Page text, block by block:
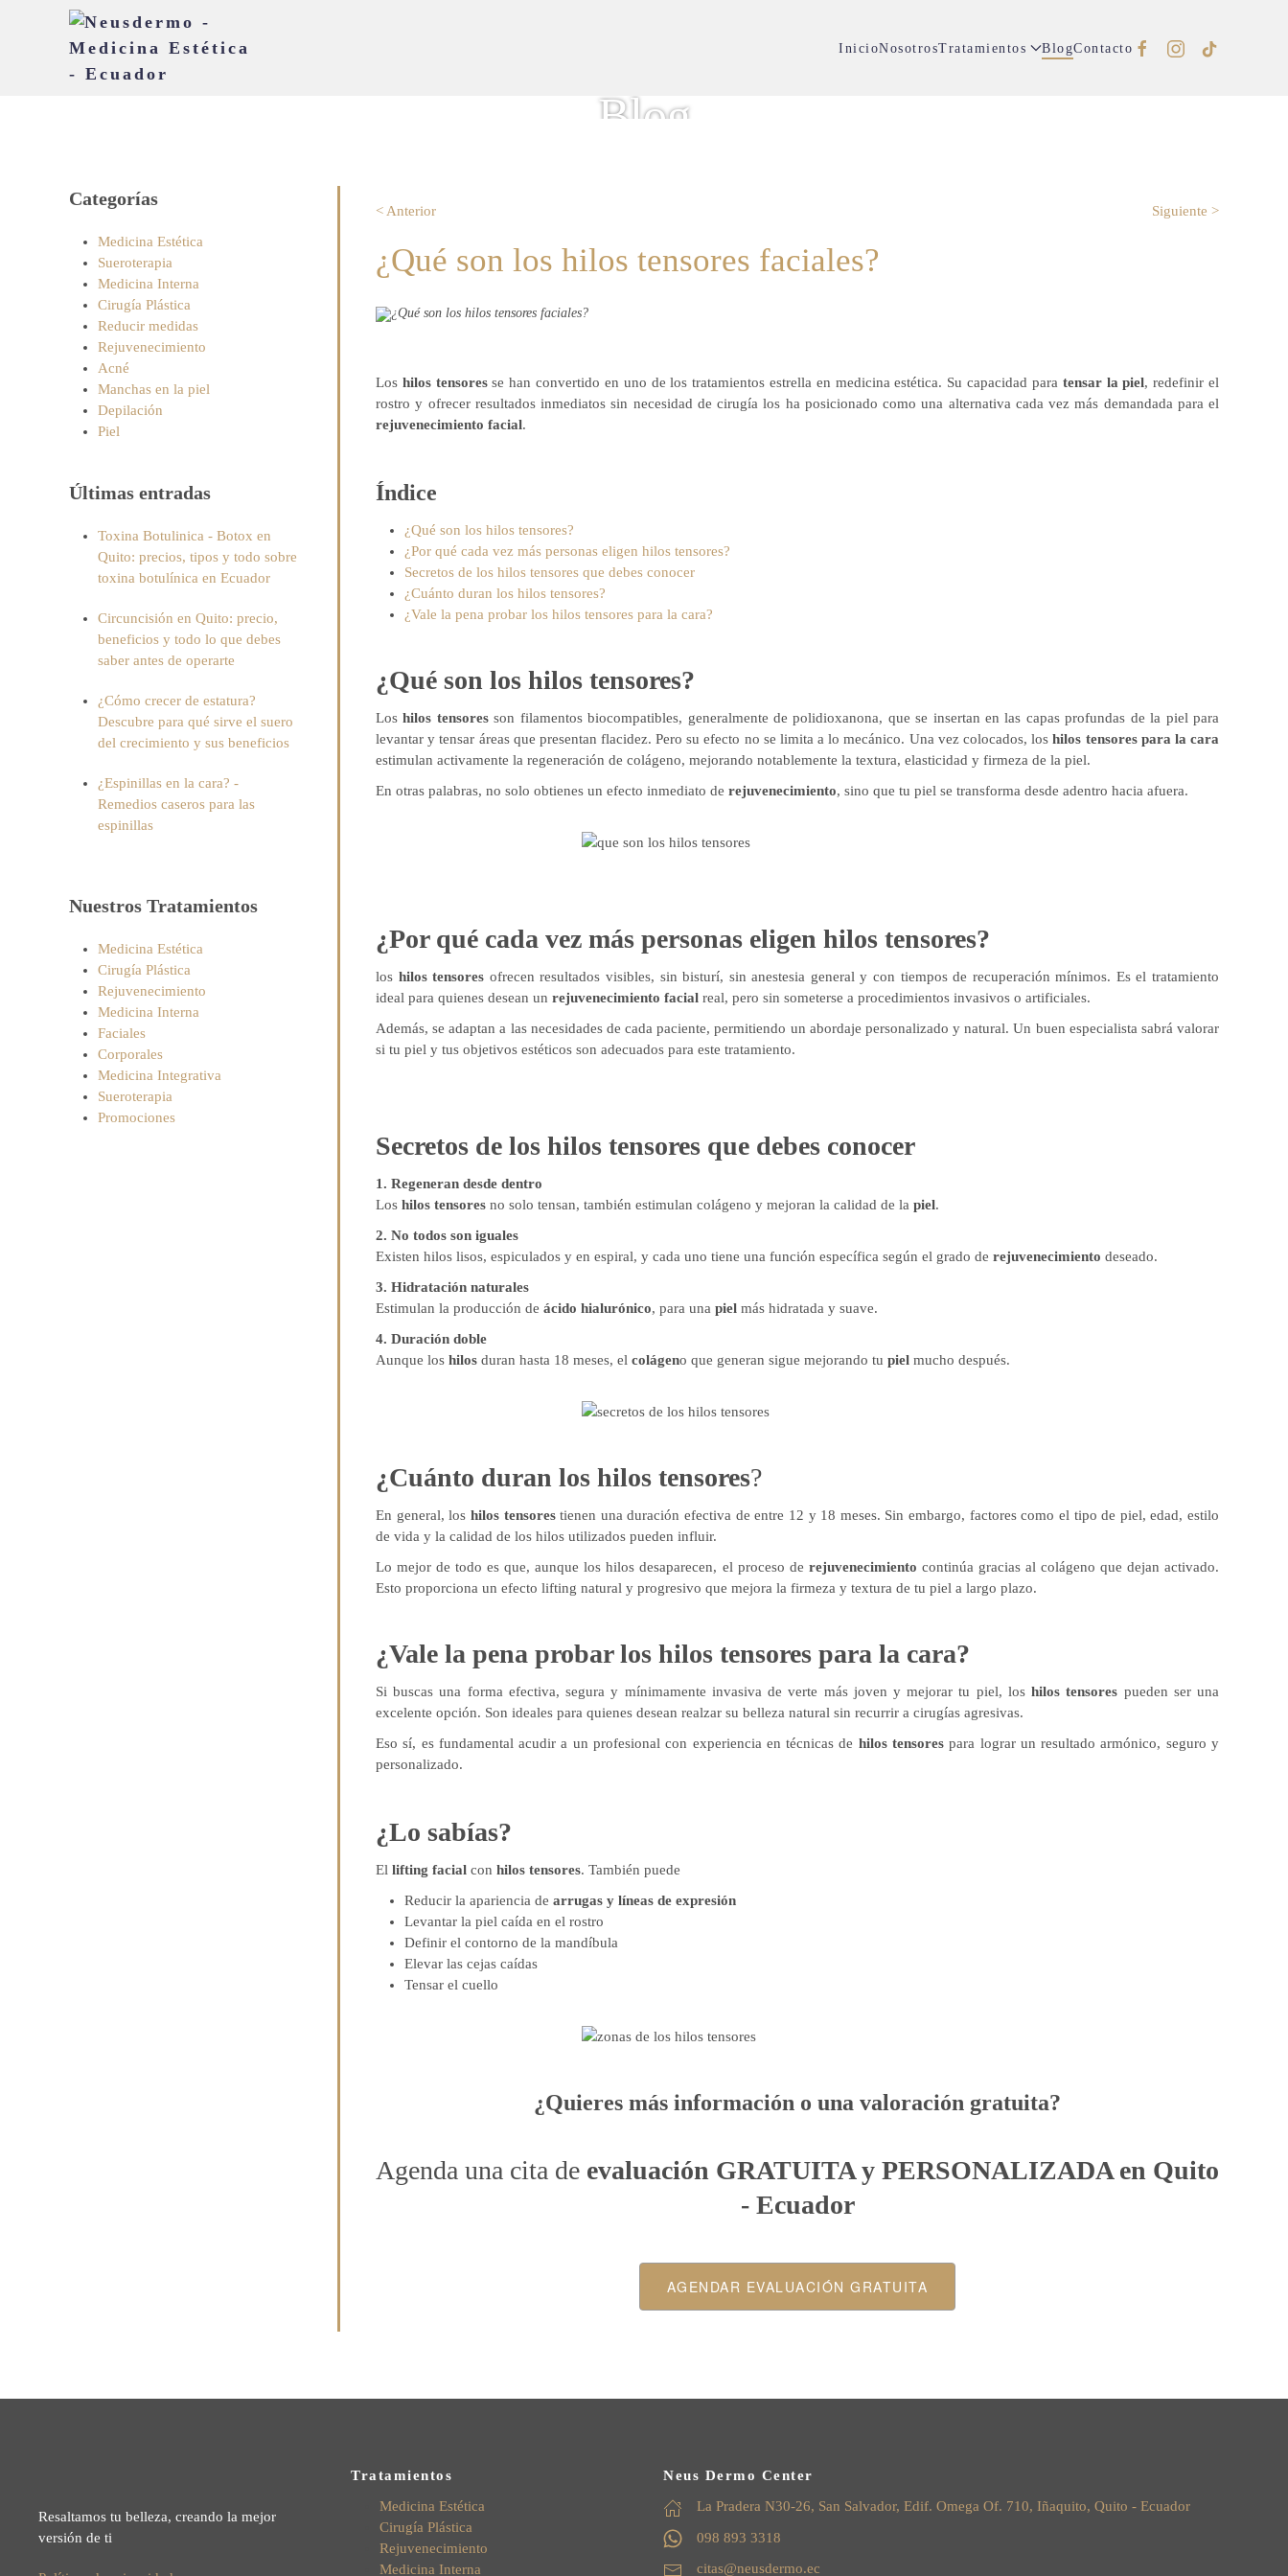
InicioNosotrosTratamientos BlogContacto
Blog
< Anterior Siguiente >
¿Qué son los hilos tensores faciales?
Los hilos tensoresse han convertido en uno de los tratamientos estrella en medicina estética. Su capacidad para tensar la piel, redefinir el
rostro y ofrecer resultados inmediatos sin necesidad de cirugía los ha posicionado como una alternativa cada vez más demandada para el
rejuvenecimiento facial.
Índice
¿Qué son los hilos tensores?
¿Por qué cada vez más personas eligen hilos tensores?
Secretos de los hilos tensores que debes conocer
¿Cuánto duran los hilos tensores?
¿Vale la pena probar los hilos tensores para la cara?
¿Qué son los hilos tensores?
Loshilos tensoresson filamentos biocompatibles, generalmente de polidioxanona, que se insertan en las capas profundas de la piel para
levantar y tensar áreas que presentan flacidez. Pero su efecto no se limita a lo mecánico. Una vez colocados, loshilos tensores para la cara
estimulan activamente la regeneración de colágeno, mejorando notablemente la textura, elasticidad y firmeza de la piel.
En otras palabras, no solo obtienes un efecto inmediato de rejuvenecimiento, sino que tu piel se transforma desde adentro hacia afuera.
¿Por qué cada vez más personas eligen hilos tensores?
los hilos tensores ofrecen resultados visibles, sin bisturí, sin anestesia general y con tiempos de recuperación mínimos. Es el tratamiento
ideal para quienes desean un rejuvenecimiento facial real, pero sin someterse a procedimientos invasivos o artificiales.
Además, se adaptan a las necesidades de cada paciente, permitiendo un abordaje personalizado y natural. Un buen especialista sabrá valorar
si tu piel y tus objetivos estéticos son adecuados para este tratamiento.
Secretos de los hilos tensores que debes conocer
1. Regeneran desde dentro
Los hilos tensores no solo tensan, también estimulan colágeno y mejoran la calidad de la piel.
2. No todos son iguales
Existen hilos lisos, espiculados y en espiral, y cada uno tiene una función específica según el grado de rejuvenecimiento deseado.
3. Hidratación naturales
Estimulan la producción de ácido hialurónico, para una piel más hidratada y suave.
4. Duración doble
Aunque los hilos duran hasta 18 meses, el colágeno que generan sigue mejorando tu piel mucho después.
¿Cuánto duran los hilos tensores?
En general, los hilos tensorestienen una duración efectiva de entre 12 y 18 meses. Sin embargo, factores como el tipo de piel, edad, estilo
de vida y la calidad de los hilos utilizados pueden influir.
Lo mejor de todo es que, aunque los hilos desaparecen, el proceso de rejuvenecimiento continúa gracias al colágeno que dejan activado.
Esto proporciona un efecto lifting natural y progresivo que mejora la firmeza y textura de tu piel a largo plazo.
¿Vale la pena probar los hilos tensores para la cara?
Si buscas una forma efectiva, segura y mínimamente invasiva de verte más joven y mejorar tu piel, loshilos tensores pueden ser una
excelente opción. Son ideales para quienes desean realzar su belleza natural sin recurrir a cirugías agresivas.
Eso sí, es fundamental acudir a un profesional con experiencia en técnicas de hilos tensores para lograr un resultado armónico, seguro y
personalizado.
¿Lo sabías?
El lifting facial con hilos tensores. También puede
Reducir la apariencia de arrugas y líneas de expresión
Levantar la piel caída en el rostro
Definir el contorno de la mandíbula
Elevar las cejas caídas
Tensar el cuello
¿Quieres más información o una valoración gratuita?
Agenda una cita de evaluación GRATUITA y PERSONALIZADA en Quito
- Ecuador
AGENDAR EVALUACIÓN GRATUITA
Categorías
Medicina Estética
Sueroterapia
Medicina Interna
Cirugía Plástica
Reducir medidas
Rejuvenecimiento
Acné
Manchas en la piel
Depilación
Piel
Últimas entradas
Toxina Botulinica - Botox en
Quito: precios, tipos y todo sobre
toxina botulínica en Ecuador
Circuncisión en Quito: precio,
beneficios y todo lo que debes
saber antes de operarte
¿Cómo crecer de estatura?
Descubre para qué sirve el suero
del crecimiento y sus beneficios
¿Espinillas en la cara? -
Remedios caseros para las
espinillas
Nuestros Tratamientos
Medicina Estética
Cirugía Plástica
Rejuvenecimiento
Medicina Interna
Faciales
Corporales
Medicina Integrativa
Sueroterapia
Promociones
Resaltamos tu belleza, creando la mejor
versión de ti
Tratamientos
Medicina Estética
Cirugía Plástica
Rejuvenecimiento
Medicina Interna
Neus Dermo Center
La Pradera N30-26, San Salvador, Edif. Omega Of. 710, Iñaquito, Quito - Ecuador
098 893 3318
citas@neusdermo.ec